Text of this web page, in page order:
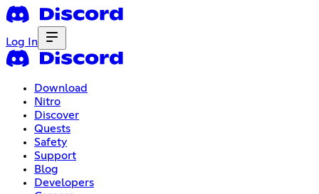
Log In
Download
Nitro
Discover
Quests
Safety
Support
Blog
Developers